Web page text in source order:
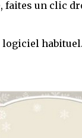
faites un clic